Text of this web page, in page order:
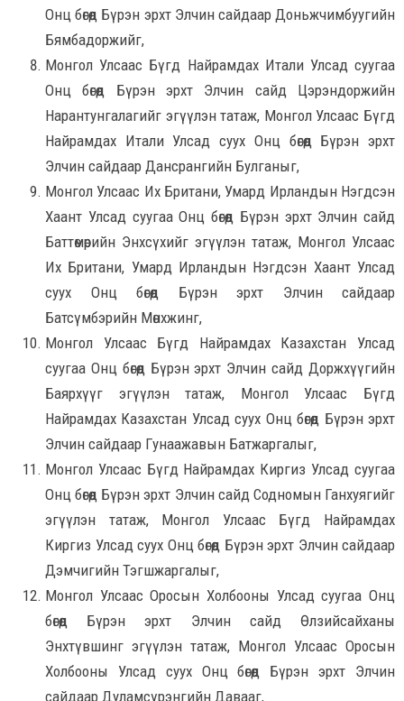
Онц бөгөөд Бүрэн эрхт Элчин сайдаар Доньжчимбуугийн
Бямбадоржийг,
Монгол Улсаас Бүгд Найрамдах Итали Улсад суугаа
Онц бөгөөд Бүрэн эрхт Элчин сайд Цэрэндоржийн
Нарантунгалагийг эгүүлэн татаж, Монгол Улсаас Бүгд
Найрамдах Итали Улсад суух Онц бөгөөд Бүрэн эрхт
Элчин сайдаар Дансрангийн Булганыг,
Монгол Улсаас Их Британи, Умард Ирландын Нэгдсэн
Хаант Улсад суугаа Онц бөгөөд Бүрэн эрхт Элчин сайд
Баттөмөрийн Энхсүхийг эгүүлэн татаж, Монгол Улсаас
Их Британи, Умард Ирландын Нэгдсэн Хаант Улсад
суух Онц бөгөөд Бүрэн эрхт Элчин сайдаар
Батсүмбэрийн Мөнхжинг,
Монгол Улсаас Бүгд Найрамдах Казахстан Улсад
суугаа Онц бөгөөд Бүрэн эрхт Элчин сайд Доржхүүгийн
Баярхүүг эгүүлэн татаж, Монгол Улсаас Бүгд
Найрамдах Казахстан Улсад суух Онц бөгөөд Бүрэн эрхт
Элчин сайдаар Гунаажавын Батжаргалыг,
Монгол Улсаас Бүгд Найрамдах Киргиз Улсад суугаа
Онц бөгөөд Бүрэн эрхт Элчин сайд Содномын Ганхуягийг
эгүүлэн татаж, Монгол Улсаас Бүгд Найрамдах
Киргиз Улсад суух Онц бөгөөд Бүрэн эрхт Элчин сайдаар
Дэмчигийн Тэгшжаргалыг,
Монгол Улсаас Оросын Холбооны Улсад суугаа Онц
бөгөөд Бүрэн эрхт Элчин сайд Өлзийсайханы
Энхтүвшинг эгүүлэн татаж, Монгол Улсаас Оросын
Холбооны Улсад суух Онц бөгөөд Бүрэн эрхт Элчин
сайдаар Дуламсүрэнгийн Давааг,